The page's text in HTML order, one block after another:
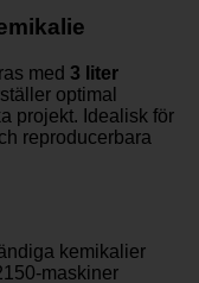
med 3 liter
optimal
projekt. Idealisk för
reproducerbara
kemikalier
maskiner